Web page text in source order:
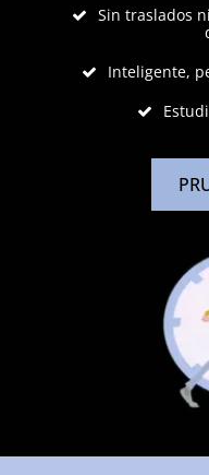
Sin traslados
Inteligente,